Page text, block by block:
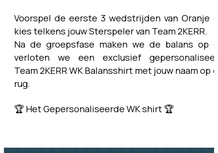
Voorspel de eerste 3 wedstrijden van Oranje
kies telkens jouw Sterspeler van Team 2KERR.
Na de groepsfase maken we de balans op
verloten we een exclusief
Team 2KERR WK Balansshirt met jouw naam op
rug.
🏆 Het Gepersonaliseerde WK shirt 🏆